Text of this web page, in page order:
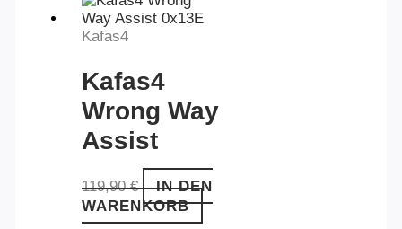
Kafas4
Kafas4
Wrong Way
Assist
0x13E
119,90€
IN DEN
WARENKORB